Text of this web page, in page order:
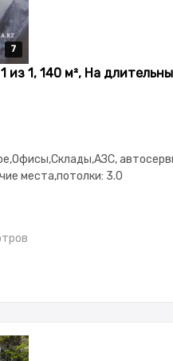
7
7
7
7
7
из 1, 140 м², На
места,потолки: 3.0